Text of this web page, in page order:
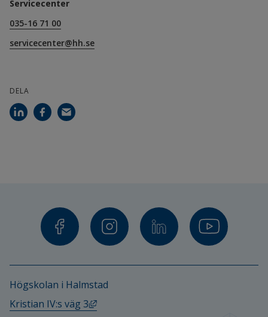
Servicecenter
035-16 71 00
servicecenter@hh.se
DELA
Högskolan i Halmstad
Kristian IV:s väg 3
Länk till annan webbplats, öppnas i